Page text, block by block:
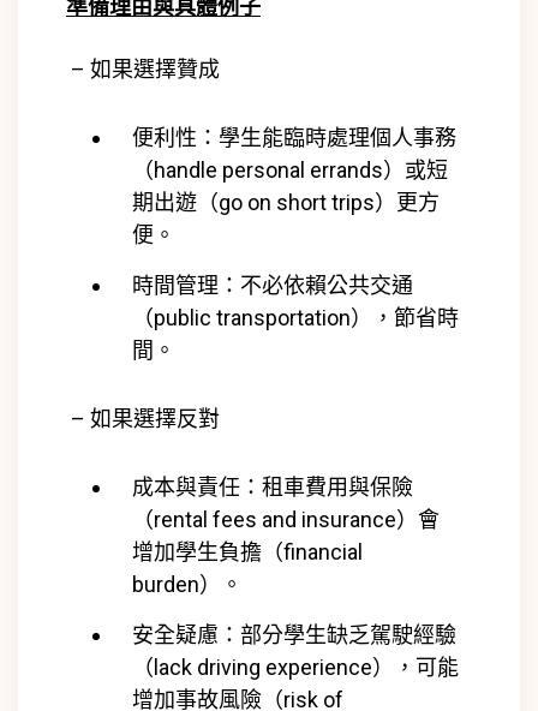
準備理由與具體例子
– 如果選擇贊成
便利性：學生能臨時處理個人事務
（handle personal errands）或短
期出遊（go on short trips）更方
便。
時間管理：不必依賴公共交通
（public transportation），節省時
間。
– 如果選擇反對
成本與責任：租車費用與保險
（rental fees and insurance）會
增加學生負擔（financial
burden）。
安全疑慮：部分學生缺乏駕駛經驗
（lack driving experience），可能
增加事故風險（risk of